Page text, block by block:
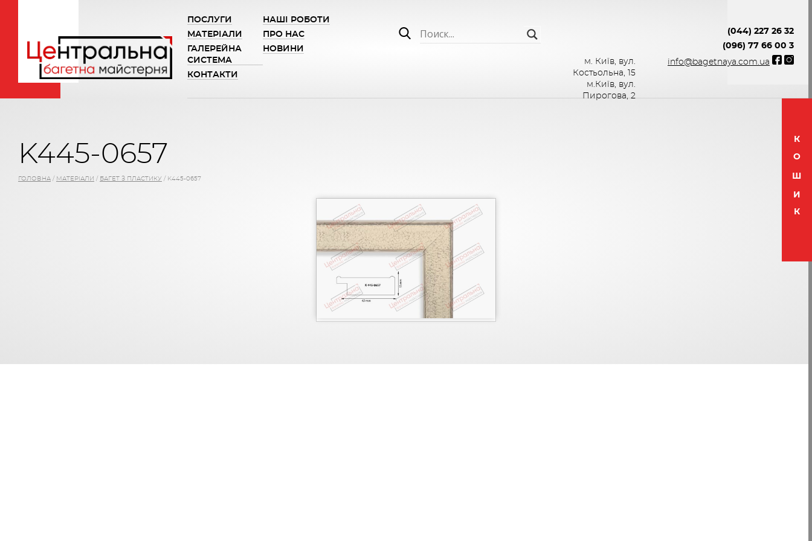
ПОСЛУГИ
НАШІ РОБОТИ
МАТЕРІАЛИ
ПРО НАС
ГАЛЕРЕЙНА
СИСТЕМА
НОВИНИ
КОНТАКТИ
м. Київ, вул.
Костьольна, 15
м.Київ, вул.
Пирогова, 2
(044) 227 26 32
(096) 77 66 00 3
info@bagetnaya.com.ua
K445-0657
ГОЛОВНА / МАТЕРІАЛИ / БАГЕТ З ПЛАСТИКУ / K445-0657
К
О
Ш
И
К